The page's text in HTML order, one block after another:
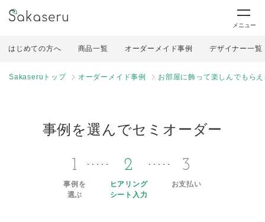
メニュー
はじめての方へ 商品一覧 オーダーメイド事例 デザイナー一覧
Sakaseruトップ オーダーメイド事例 お部屋に飾って楽しんでもら
事例を選んでセミオーダー
1
事例を
選ぶ
2
ヒアリング
シート入力
3
お支払い